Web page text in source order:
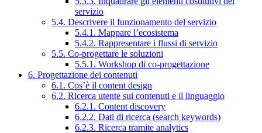
servizio
5.4. Descrivere il funzionamento del servizio
5.4.1. Mappare l’ecosistema
5.4.2. Rappresentare i flussi di servizio
5.5. Co-progettare le soluzioni
5.5.1. Workshop di co-progettazione
6. Progettazione dei contenuti
6.1. Cos’è il content design
6.2. Ricerca utente sui contenuti e il linguaggio
6.2.1. Content discovery
6.2.2. Dati di ricerca (search keywords)
6.2.3. Ricerca tramite analytics